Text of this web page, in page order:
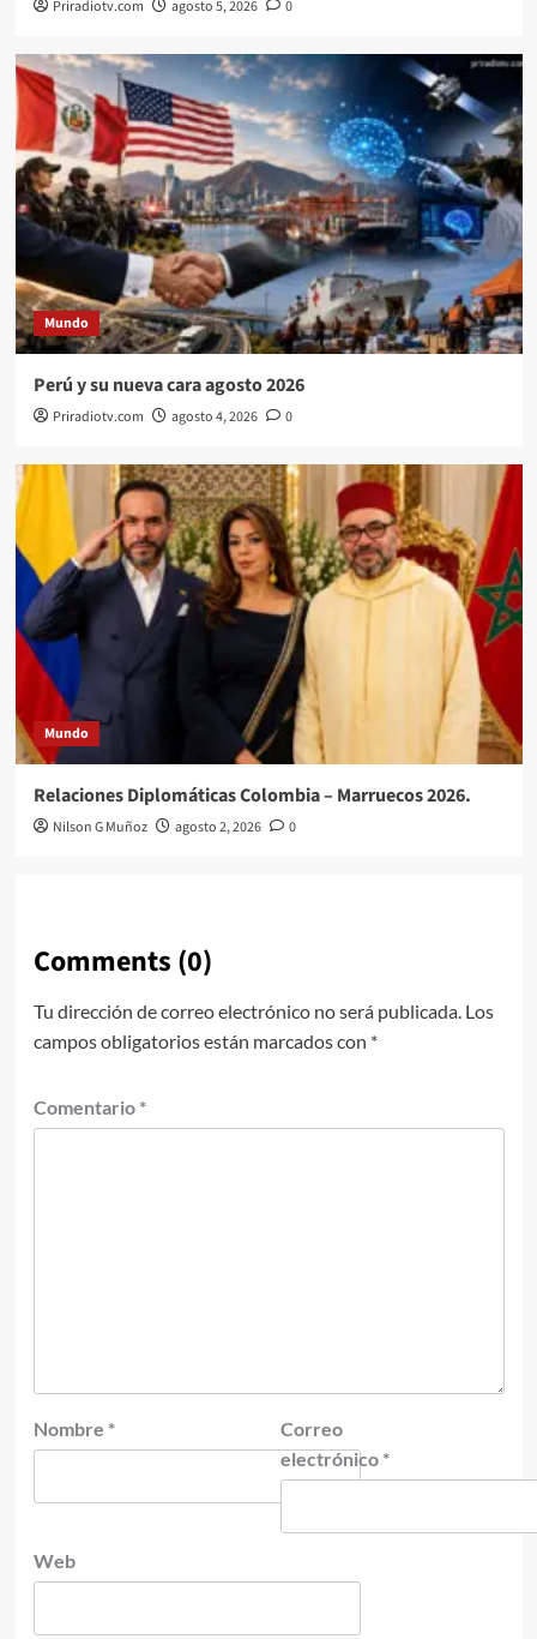
Priradiotv.com agosto 5, 2026 0
Mundo
Perú y su nueva cara agosto 2026
Priradiotv.com agosto 4, 2026 0
Mundo
Relaciones Diplomáticas Colombia – Marruecos 2026.
Nilson G Muñoz agosto 2, 2026 0
Comments (0)
Tu dirección de correo electrónico no será publicada. Los
campos obligatorios están marcados con *
Comentario *
Nombre *
Correo
electrónico *
Web